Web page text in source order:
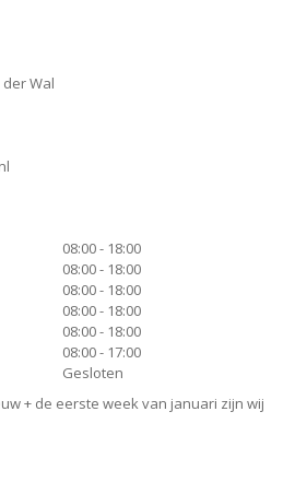
Wal
08:00 - 18:00
08:00 - 18:00
08:00 - 18:00
08:00 - 18:00
08:00 - 18:00
08:00 - 17:00
Gesloten
+ de eerste week van januari zijn wij